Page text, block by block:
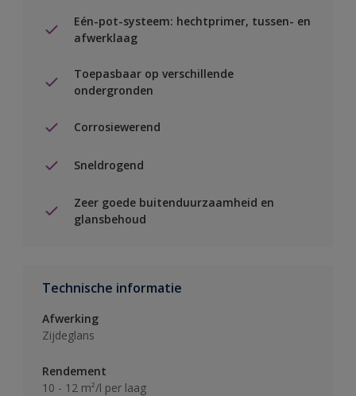
Eén-pot-systeem: hechtprimer, tussen- en
afwerklaag
Toepasbaar op verschillende
ondergronden
Corrosiewerend
Sneldrogend
Zeer goede buitenduurzaamheid en
glansbehoud
Technische informatie
Afwerking
Zijdeglans
Rendement
10 - 12 m²/l per laag